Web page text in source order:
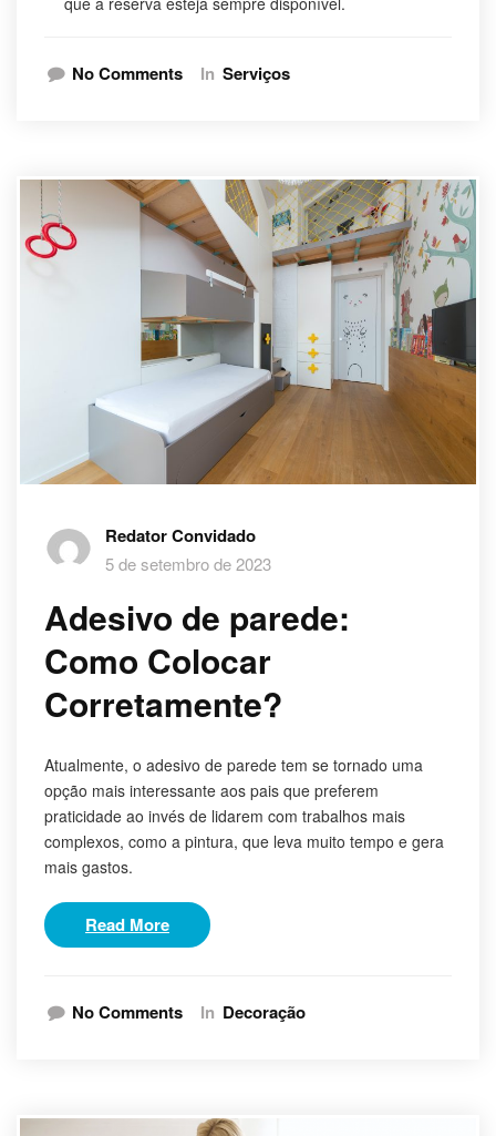
No Comments In Serviços
Redator Convidado
5 de setembro de 2023
Adesivo de parede:
Como Colocar
Corretamente?
Atualmente, o adesivo de parede tem se tornado uma
opção mais interessante aos pais que preferem
praticidade ao invés de lidarem com trabalhos mais
complexos, como a pintura, que leva muito tempo e gera
mais gastos.
Read More
No Comments In Decoração